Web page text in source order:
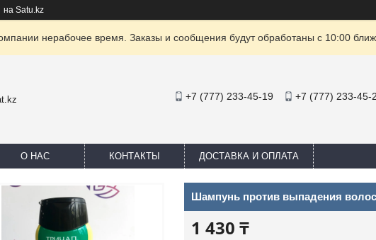
на Satu.kz
нерабочее время. Заказы и сообщения будут обработаны с 10:00
+7 (777) 233-45-19 +7 (777) 233-45-
О НАС КОНТАКТЫ ДОСТАВКА И ОПЛАТА
Шампунь против выпадения
1 430 ₸